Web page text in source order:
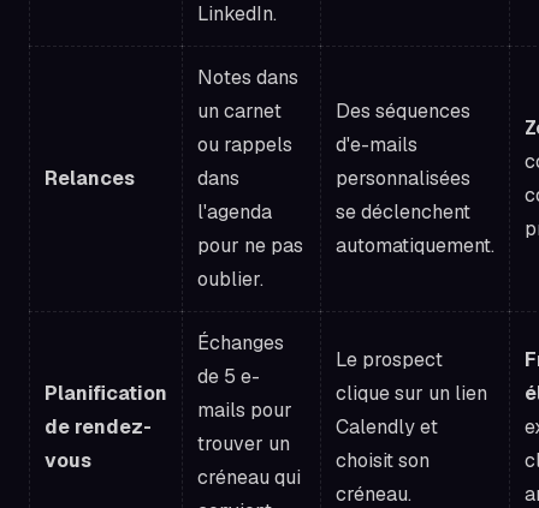
LinkedIn.
Relances
Notes dans
un carnet
ou rappels
dans
l'agenda
pour ne pas
oublier.
Des séquences
d'e-mails
personnalisées
se déclenchent
automatiquement.
Planification
de rendez-
vous
Échanges
de 5 e-
mails pour
trouver un
créneau qui
Le prospect
clique sur un lien
Calendly et
choisit son
créneau.